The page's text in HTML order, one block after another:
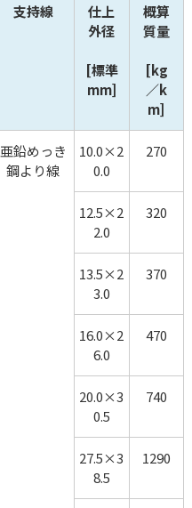
支持線
仕上
外径
[標準
mm]
概算
質量
[kg
／k
m]
亜鉛めっき
鋼より線
10.0×2
0.0
270
12.5×2
2.0
320
13.5×2
3.0
370
16.0×2
6.0
470
20.0×3
0.5
740
27.5×3
8.5
1290